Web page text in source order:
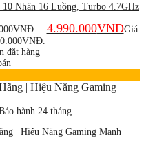
Nhân 16 Luồng, Turbo 4.7GHz
4.990.000VNĐGiá
đặt hàng
hành 24 tháng
| Hiệu Năng Gaming Mạnh